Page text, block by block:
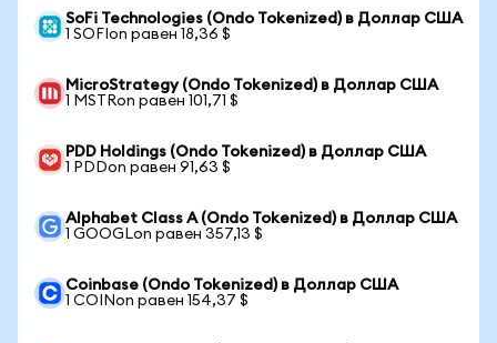
SoFi Technologies (Ondo Tokenized) в Доллар США
1 SOFIon равен 18,36 $
MicroStrategy (Ondo Tokenized) в Доллар США
1 MSTRon равен 101,71 $
PDD Holdings (Ondo Tokenized) в Доллар США
1 PDDon равен 91,63 $
Alphabet Class A (Ondo Tokenized) в Доллар США
1 GOOGLon равен 357,13 $
Coinbase (Ondo Tokenized) в Доллар США
1 COINon равен 154,37 $